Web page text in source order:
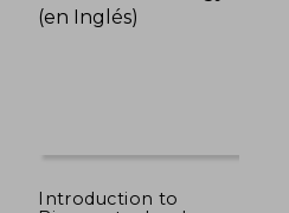
Introduction to